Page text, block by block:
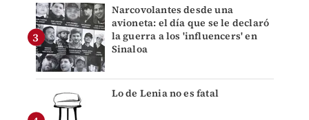
Narcovolantes desde una
avioneta: el día que se le declaró
la guerra a los 'influencers' en
Sinaloa
Lo de Lenia no es fatal